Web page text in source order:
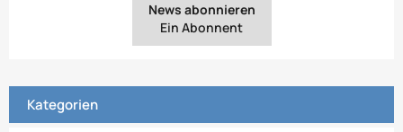
News abonnieren
Ein Abonnent
Kategorien